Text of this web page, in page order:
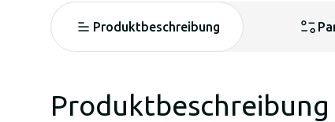
Produktbeschreibung
Produktbeschreibung